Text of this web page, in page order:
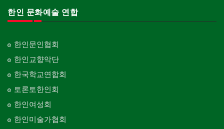
한인 문화예술 연합
한인문인협회
한인교향악단
한국학교연합회
토론토한인회
한인여성회
한인미술가협회